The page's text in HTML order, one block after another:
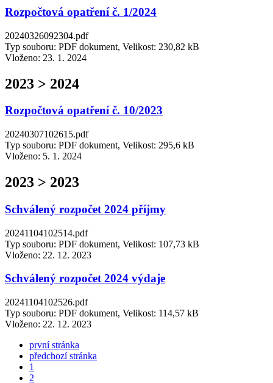
Rozpočtová opatření č. 1/2024
20240326092304.pdf
Typ souboru: PDF dokument, Velikost: 230,82 kB
Vloženo: 23. 1. 2024
2023 > 2024
Rozpočtová opatření č. 10/2023
20240307102615.pdf
Typ souboru: PDF dokument, Velikost: 295,6 kB
Vloženo: 5. 1. 2024
2023 > 2023
Schválený rozpočet 2024 příjmy
20241104102514.pdf
Typ souboru: PDF dokument, Velikost: 107,73 kB
Vloženo: 22. 12. 2023
Schválený rozpočet 2024 výdaje
20241104102526.pdf
Typ souboru: PDF dokument, Velikost: 114,57 kB
Vloženo: 22. 12. 2023
první stránka
předchozí stránka
1
2